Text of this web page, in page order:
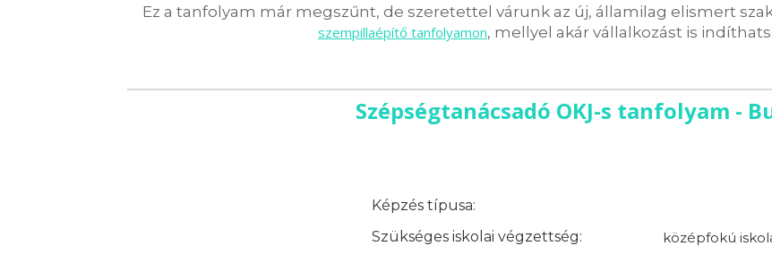
Ez a tanfolyam már megszűnt, de szeretettel várunk az új, államilag elismert
szempillaépítő tanfolyamon, mellyel akár vállalkozást is
Szépségtanácsadó OKJ-s tanfolyam -
Képzés típusa:
Szükséges iskolai végzettség:
középfokú